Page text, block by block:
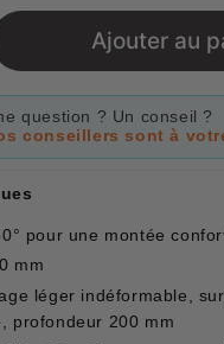
Ajouter au
question ? Un conseil ?
conseillers sont à
pour une montée
mm
léger indéformable,
profondeur 200 mm